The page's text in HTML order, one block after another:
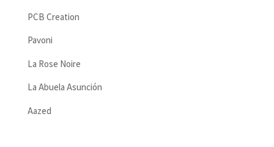
PCB Creation
Pavoni
La Rose Noire
La Abuela Asunción
Aazed